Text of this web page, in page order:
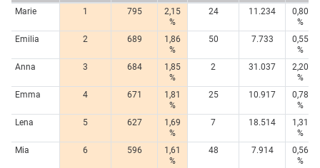
Marie
1 795
2,15
%
24 11.234
0,80
%
Emilia
2 689
1,86
%
50 7.733
0,55
%
Anna
3 684
1,85
%
2 31.037
2,20
%
Emma
4 671
1,81
%
25 10.917
0,78
%
Lena
5 627
1,69
%
7 18.514
1,31
%
Mia
6 596
1,61
%
48 7.914
0,56
%